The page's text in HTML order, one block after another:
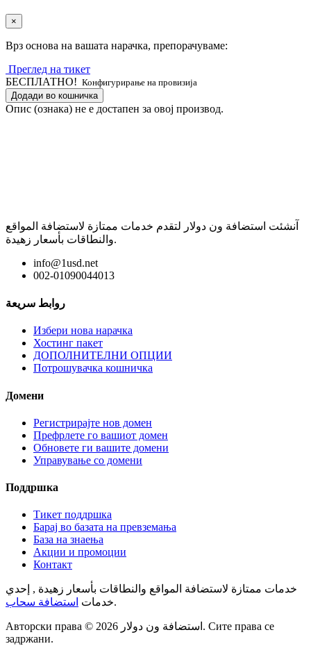
×
Врз основа на вашата нарачка, препорачуваме:
Преглед на тикет
БЕСПЛАТНО! Конфигурирање на провизија
Додади во кошничка
Опис (ознака) не е достапен за овој производ.
آنشئت استضافة ون دولار لتقدم خدمات ممتازة لاستضافة المواقع
والنطاقات بأسعار زهيدة.
info@1usd.net
002-01090044013
روابط سريعة
Избери нова нарачка
Хостинг пакет
ДОПОЛНИТЕЛНИ ОПЦИИ
Потрошувачка кошничка
Домени
Регистрирајте нов домен
Префрлете го вашиот домен
Обновете ги вашите домени
Управување со домени
Поддршка
Тикет поддршка
Барај во базата на превземања
База на знаења
Акции и промоции
Контакт
خدمات ممتازة لاستضافة المواقع والنطاقات بأسعار زهيدة , إحدي
خدمات استضافة سحاب .
Авторски права © 2026 استضافة ون دولار. Сите права се
задржани.